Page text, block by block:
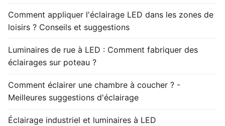
Comment appliquer l'éclairage LED dans les zones de
loisirs ? Conseils et suggestions
Luminaires de rue à LED : Comment fabriquer des
éclairages sur poteau ?
Comment éclairer une chambre à coucher ? -
Meilleures suggestions d'éclairage
Éclairage industriel et luminaires à LED